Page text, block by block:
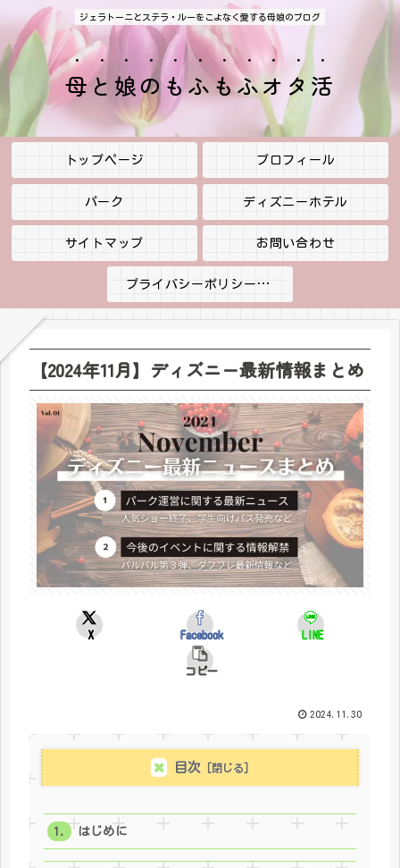
ジェラトーニとステラ・ルーをこよなく愛する母娘のブログ
母と娘のもふもふオタ活
トップページ プロフィール
パーク ディズニーホテル
サイトマップ お問い合わせ
プライバシーポリシー・免責事項
【2024年11月】ディズニー最新情報まとめ
X Facebook LINE
コピー
2024.11.30
目次
はじめに